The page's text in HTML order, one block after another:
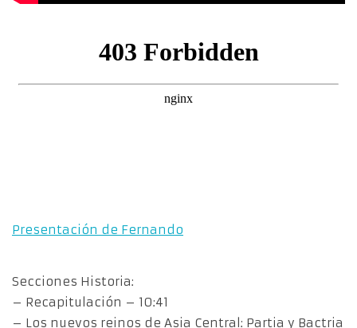
Presentación de Fernando
Secciones Historia:
– Recapitulación – 10:41
– Los nuevos reinos de Asia Central: Partia y Bactria